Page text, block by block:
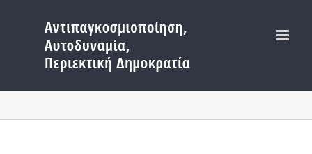
περιεχόμενο